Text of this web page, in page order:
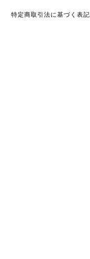
特定商取引法に基づく表記